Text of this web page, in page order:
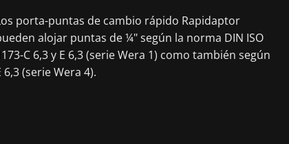
porta-puntas de cambio rápido Rapidaptor
alojar puntas de ¼" según la norma DIN ISO
C 6,3 y E 6,3 (serie Wera 1) como también según
6,3 (serie Wera 4).